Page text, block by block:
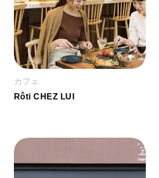
カフェ
Rôti CHEZ LUI